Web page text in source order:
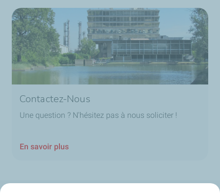
Contactez-Nous
Une question ? N'hésitez pas à nous soliciter !
En savoir plus